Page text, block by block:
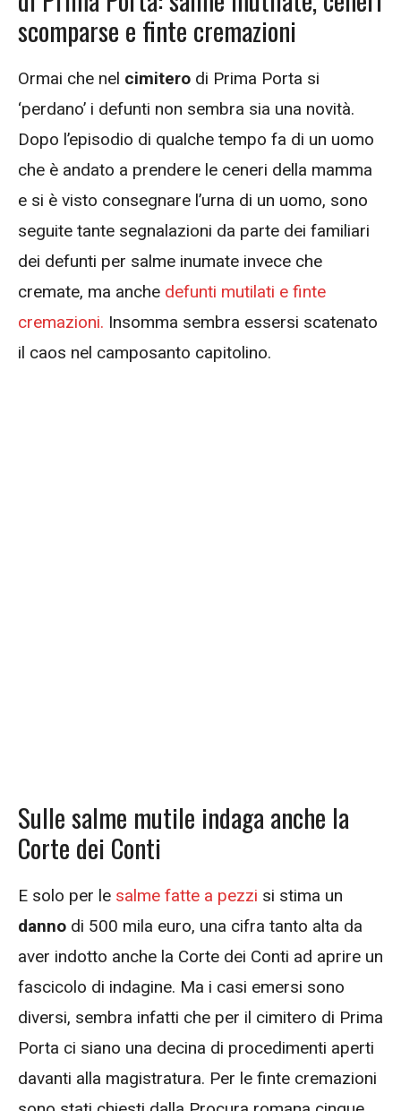
scomparse e finte cremazioni
Ormai che nel cimitero di Prima Porta si
‘perdano’ i defunti non sembra sia una novità.
Dopo l’episodio di qualche tempo fa di un uomo
che è andato a prendere le ceneri della mamma
e si è visto consegnare l’urna di un uomo, sono
seguite tante segnalazioni da parte dei familiari
dei defunti per salme inumate invece che
cremate, ma anche defunti mutilati e finte
cremazioni. Insomma sembra essersi scatenato
il caos nel camposanto capitolino.
Sulle salme mutile indaga anche la
Corte dei Conti
E solo per le salme fatte a pezzi si stima un
danno di 500 mila euro, una cifra tanto alta da
aver indotto anche la Corte dei Conti ad aprire un
fascicolo di indagine. Ma i casi emersi sono
diversi, sembra infatti che per il cimitero di Prima
Porta ci siano una decina di procedimenti aperti
davanti alla magistratura. Per le finte cremazioni